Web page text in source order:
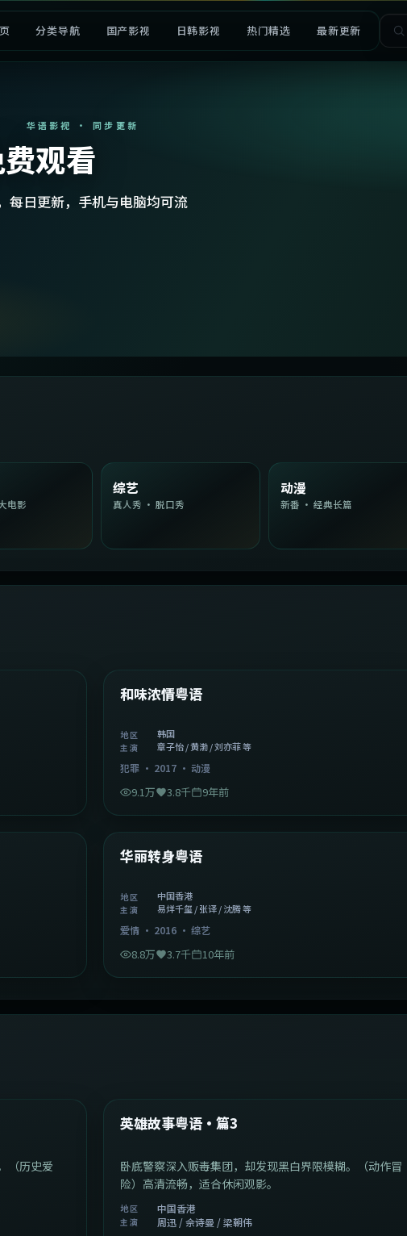
分类导航 国产影视 日韩影视 热门精选 最新更新
华语影视 · 同步更新
观看
每日更新，手机与电脑均可流
电影
综艺
真人秀 · 脱口秀
动漫
新番 · 经典长篇
精选
和味浓情粤语
地区 韩国
主演 章子怡 / 黄渤 / 刘亦菲 等
犯罪 · 2017 ·动漫
9.1万 3.8千 9年前
1:06:37
精选
中国香港 1:27:50
华丽转身粤语
地区 中国香港
主演 易烊千玺 / 张译 / 沈腾 等
爱情 · 2016 ·综艺
8.8万 3.7千 10年前
（历史爱
热门
英雄故事粤语·篇3
卧底警察深入贩毒集团，却发现黑白界限模糊。（动作冒
险）高清流畅，适合休闲观影。
地区 中国香港
主演
周迅 / 佘诗曼 / 梁朝伟